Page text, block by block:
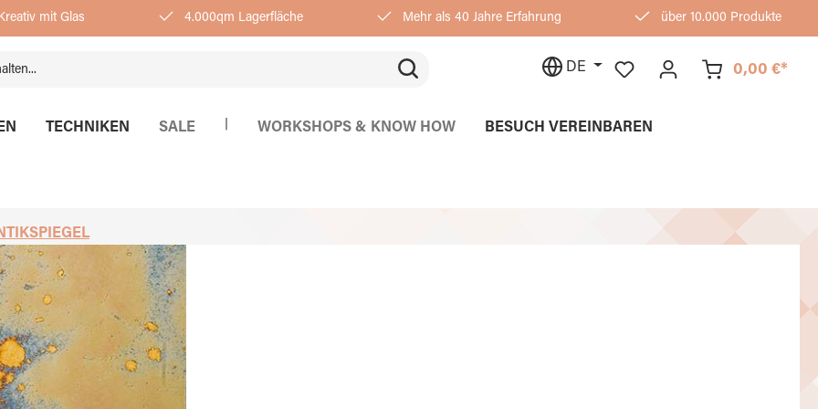
Kreativ mit Glas 4.000qm Lagerfläche Mehr als 40 Jahre Erfahrung über 10.000 Produkte
DE 0,00 €*
TECHNIKEN SALE WORKSHOPS & KNOW HOW BESUCH VEREINBAREN